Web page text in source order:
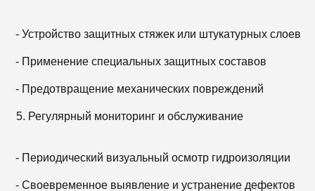
- Устройство защитных стяжек или штукатурных слоев
- Применение специальных защитных составов
- Предотвращение механических повреждений
Регулярный мониторинг и обслуживание
- Периодический визуальный осмотр гидроизоляции
- Своевременное выявление и устранение дефектов